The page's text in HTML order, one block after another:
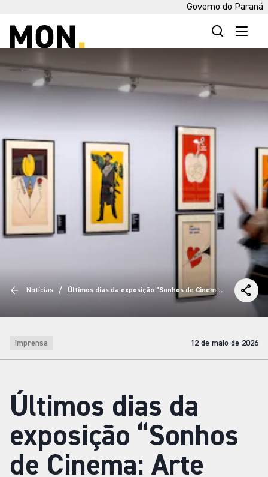
Governo do Paraná
Notícias /
Últimos dias da exposição “Sonhos de Cinema:
Arte para a Sétima Arte” no MON
Imprensa 12 de maio de 2026
Últimos dias da
exposição “Sonhos
de Cinema: Arte